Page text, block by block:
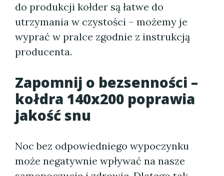
do produkcji kołder są łatwe do
utrzymania w czystości – możemy je
wyprać w pralce zgodnie z instrukcją
producenta.
Zapomnij o bezsenności –
kołdra 140x200 poprawia
jakość snu
Noc bez odpowiedniego wypoczynku
może negatywnie wpływać na nasze